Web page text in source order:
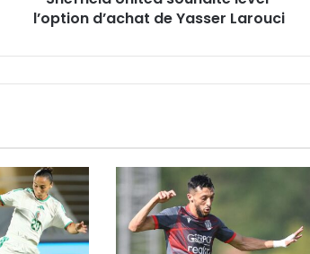
l’option d’achat de Yasser Larouci